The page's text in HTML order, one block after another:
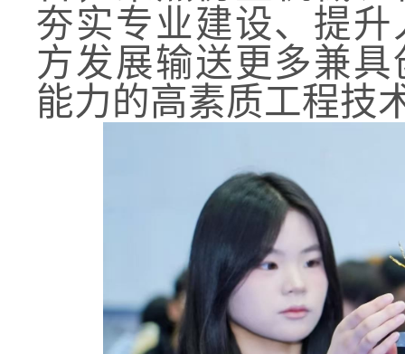
夯实专业建设、提
方发展输送更多兼
能力的高素质工程技